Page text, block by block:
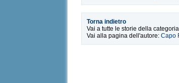
Torna indietro
Vai a tutte le storie della
Vai alla pagina dell'autore:Capo